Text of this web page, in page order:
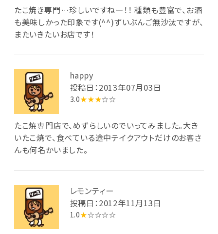
たこ焼き専門…珍しいですねー！！ 種類も豊富で、お酒
も美味しかった印象です(^^)ずいぶんご無沙汰ですが、
またいきたいお店です！
happy
投稿日：2013年07月03日
3.0★★★☆☆
たこ焼専門店で、めずらしいのでいってみました。大き
いたこ焼で、食べている途中テイクアウトだけのお客さ
んも何名かいました。
レモンティー
投稿日：2012年11月13日
1.0★☆☆☆☆